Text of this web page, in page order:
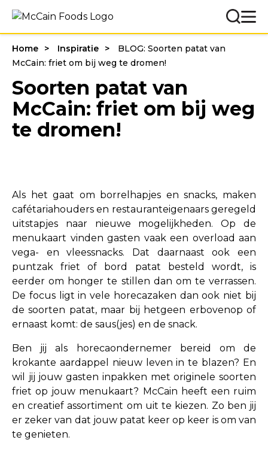
Home Inspiratie
BLOG: Soorten patat van
McCain: friet om bij weg te dromen!
Soorten patat van
McCain: friet om bij weg
te dromen!
Als het gaat om borrelhapjes en snacks, maken
cafétariahouders en restauranteigenaars geregeld
uitstapjes naar nieuwe mogelijkheden. Op de
menukaart vinden gasten vaak een overload aan
vega- en vleessnacks. Dat daarnaast ook een
puntzak friet of bord patat besteld wordt, is
eerder om honger te stillen dan om te verrassen.
De focus ligt in vele horecazaken dan ook niet bij
de soorten patat, maar bij hetgeen erbovenop of
ernaast komt: de saus(jes) en de snack.
Ben jij als horecaondernemer bereid om de
krokante aardappel nieuw leven in te blazen? En
wil jij jouw gasten inpakken met originele soorten
friet op jouw menukaart? McCain heeft een ruim
en creatief assortiment om uit te kiezen. Zo ben jij
er zeker van dat jouw patat keer op keer is om van
te genieten.